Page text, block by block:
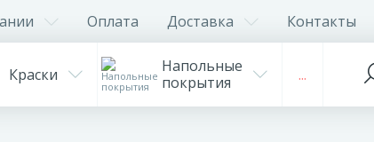
Оплата Доставка Контакты
Краски
Напольные
покрытия
...